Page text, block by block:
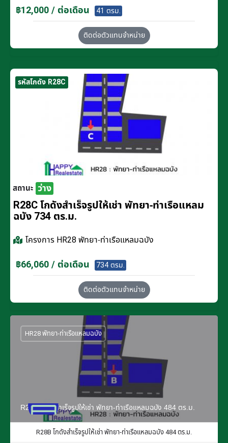
฿12,000 / ต่อเดือน 41 ตรม.
ติดต่อตัวแทนจำหน่าย
รหัสโกดัง R28C
สถานะ ว่าง
R28C โกดังสำเร็จรูปให้เช่า พัทยา-ท่าเรือแหลม
ฉบัง 734 ตร.ม.
โครงการ HR28 พัทยา-ท่าเรือแหลมฉบัง
฿66,060 / ต่อเดือน 734 ตรม.
ติดต่อตัวแทนจำหน่าย
R28B โกดังสำเร็จรูปให้เช่า พัทยา-ท่าเรือแหลมฉบัง 484 ตร.ม.
HR28 พัทยา-ท่าเรือแหลมฉบัง
R28B โกดังสำเร็จรูปให้เช่า พัทยา-ท่าเรือแหลมฉบัง 484 ตร.ม.